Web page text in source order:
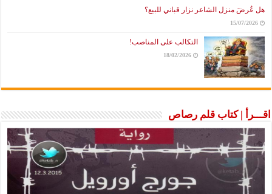
هل عُرضَ منزل الشاعر نزار قباني للبيع؟
15/07/2026
التكالب على المناصب!
18/02/2026
اقـــرأ | كتاب قلم رصاص